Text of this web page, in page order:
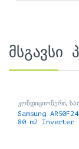
მსგავსი
კონდიციონერი,
Samsung
80 m2 Inverter